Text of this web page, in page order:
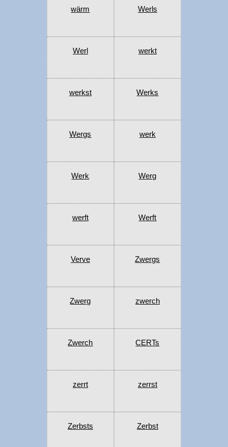
wärm Werls
Werl werkt
werkst Werks
Wergs werk
Werk Werg
werft Werft
Verve Zwergs
Zwerg zwerch
Zwerch CERTs
zerrt zerrst
Zerbsts Zerbst